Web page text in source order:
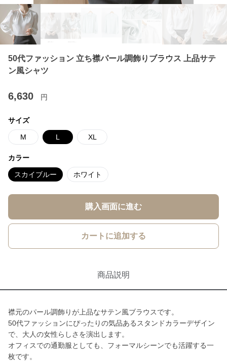
50代ファッション 立ち襟パール調飾りブラウス 上品サテ
ン風シャツ
6,630 円
サイズ
M L XL
カラー
スカイブルー ホワイト
購入画面に進む
カートに追加する
商品説明
襟元のパール調飾りが上品なサテン風ブラウスです。
50代ファッションにぴったりの気品あるスタンドカラーデザイン
で、大人の女性らしさを演出します。
オフィスでの通勤服としても、フォーマルシーンでも活躍する一
枚です。